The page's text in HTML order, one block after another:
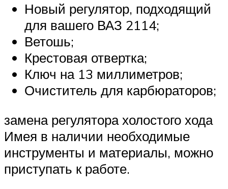
Новый регулятор, подходящий
для вашего ВАЗ 2114;
Ветошь;
Крестовая отвертка;
Ключ на 13 миллиметров;
Очиститель для карбюраторов;
замена регулятора холостого хода
Имея в наличии необходимые
инструменты и материалы, можно
приступать к работе.